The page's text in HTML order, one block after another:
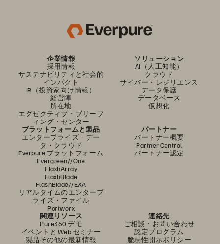
企業情報
採用情報
サステナビリティと社会的
インパクト
IR（投資家向け情報）
経営陣
所在地
エグゼクティブ・ブリーフ
ィング・センター
ソリューション
AI（人工知能）
クラウド
サイバー・レジリエンス
データ保護
データベース
仮想化
プラットフォームと製品
エンタープライズ・デー
タ・クラウド
Everpure プラットフォーム
Evergreen//One
FlashArray
FlashBlade
FlashBlade//EXA
リアルタイムのエンタープ
ライズ・ファイル
Portworx
パートナー
パートナー概要
Partner Central
パートナー認定
関連リソース
Pure360 デモ
イベントと Web セミナー
製品その他の最新情報
連絡先
ご相談・お問い合わせ
認定プログラム
脆弱性開示ポリシー